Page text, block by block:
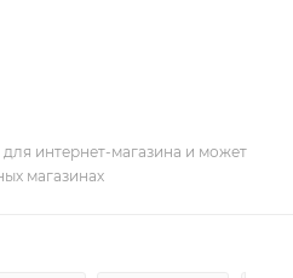
интернет-магазина и может
магазинах